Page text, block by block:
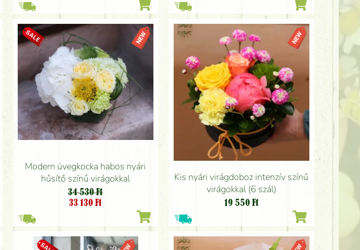
Modern üvegkocka habos nyári
hűsítő színű virágokkal
34 530 Ft
33 130 Ft
Kis nyári virágdoboz intenzív színű
virágokkal (6 szál)
19 550 Ft